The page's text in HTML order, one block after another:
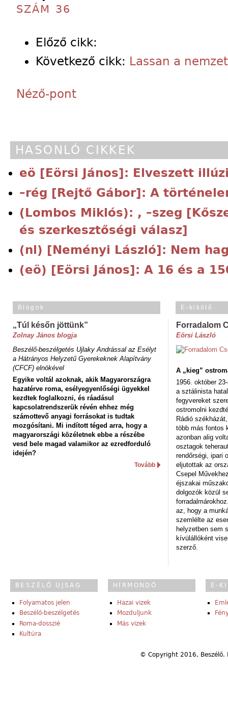
SZÁM 36
Előző cikk:
Következő cikk: Lassan a
Néző-pont
HASONLÓ CIKKEK
eö [Eörsi János]: Elveszett
–rég [Rejtő Gábor]: A
(Lombos Miklós): , –szeg
és szerkesztőségi válasz]
(nl) [Neményi László]: Nem
(eö) [Eörsi János]: A 16 és a
Blogok
„Túl későn jöttünk”
Zolnay János blogja
Beszélő-beszélgetés Ujlaky Andrással az Esélyt
a Hátrányos Helyzetű Gyerekeknek Alapítvány
(CFCF) elnökével
Egyike voltál azoknak, akik Magyarországra
hazatérve roma, esélyegyenlőségi ügyekkel
kezdtek foglalkozni, és ráadásul
kapcsolatrendszerük révén ehhez még
számottevő anyagi forrásokat is tudtak
mozgósítani. Mi indított téged arra, hogy a
magyarországi közéletnek ebbe a részébe
vesd bele magad valamikor az ezredforduló
idején?
Tovább
E-kikötő
Forradalom
Eörsi László
A „kieg”
1956. október
a sztálinista
fegyvereket
ostromolni
Rádió
több más fontos
azonban alig
osztagok
rendőrségi, ipari
eljutottak az
Csepel
éjszakai
dolgozók közül
az, hogy a
szemlélte az
helyzetben sem
kívülállóként
szerző.
BESZÉLŐ ÚJSÁG
Folyamatos jelen
Beszélő-beszélgetés
Roma-dosszié
Kultúra
HÍRMONDÓ
Hazai vizek
Mozduljunk
Más vizek
E-
© Copyright 2016,